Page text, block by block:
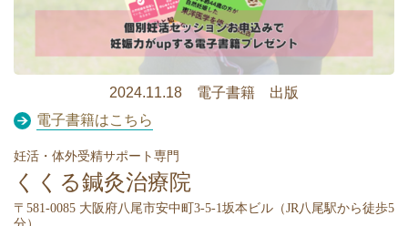
2024.11.18 電子書籍 出版
電子書籍はこちら
妊活・体外受精サポート専門
くくる鍼灸治療院
〒581-0085 大阪府八尾市安中町3-5-1坂本ビル（JR八尾駅から徒歩5